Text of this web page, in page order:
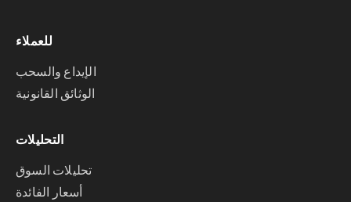
للعملاء
الإيداع والسحب
الوثائق القانونية
التحليلات
تحليلات السوق
أسعار الفائدة